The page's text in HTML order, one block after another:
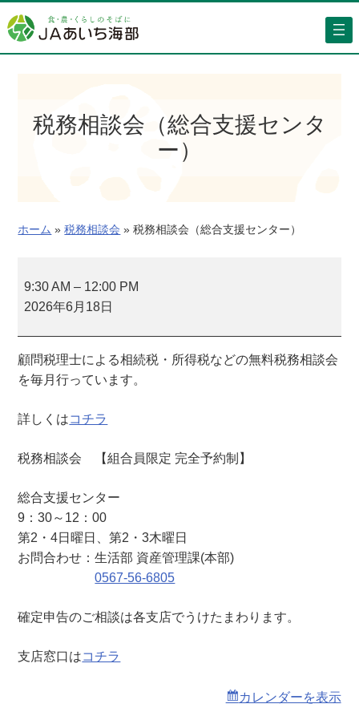
容
を
税務相談会（総合支援センタ
ー）
ホーム » 税務相談会 » 税務相談会（総合支援センター）
務
相
（
総
支
セ
タ
）
9:30 AM – 12:00 PM
2026年6月18日
顧問税理士による相続税・所得税などの無料税務相談会
を毎月行っています。
詳しくはコチラ
税務相談会 【組合員限定 完全予約制】
総合支援センター
9：30～12：00
第2・4日曜日、第2・3木曜日
お問合わせ：生活部 資産管理課(本部)
0567-56-6805
確定申告のご相談は各支店でうけたまわります。
支店窓口はコチラ
カレンダーを表示